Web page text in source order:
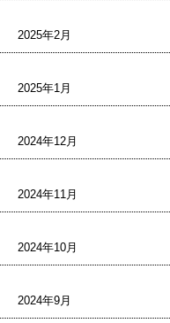
2025年2月
2025年1月
2024年12月
2024年11月
2024年10月
2024年9月